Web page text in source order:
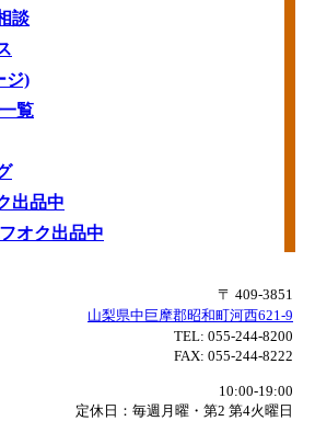
談
ジ)
覧
出品中
オク出品中
〒 409-3851
山梨県中巨摩郡昭和町河西621-9
TEL: 055-244-8200
FAX: 055-244-8222
10:00-19:00
定休日：毎週月曜・第2 第4火曜日